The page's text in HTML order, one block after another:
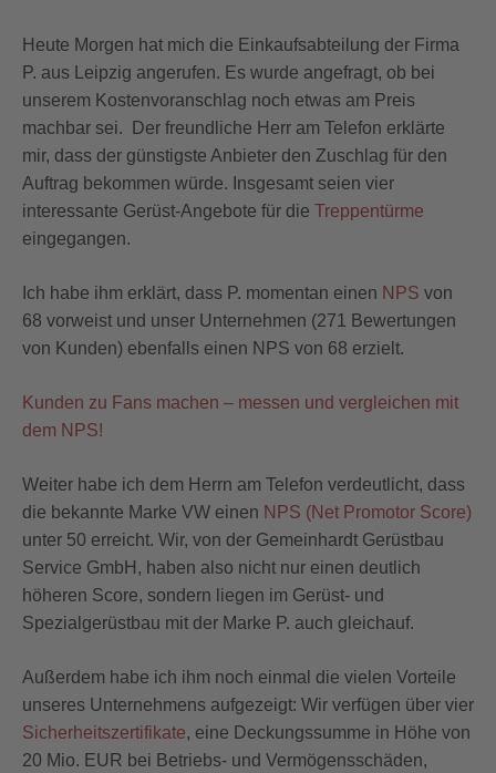
Heute Morgen hat mich die Einkaufsabteilung der Firma
P. aus Leipzig angerufen. Es wurde angefragt, ob bei
unserem Kostenvoranschlag noch etwas am Preis
machbar sei. Der freundliche Herr am Telefon erklärte
mir, dass der günstigste Anbieter den Zuschlag für den
Auftrag bekommen würde. Insgesamt seien vier
interessante Gerüst-Angebote für die Treppentürme
eingegangen.
Ich habe ihm erklärt, dass P. momentan einen NPS von
68 vorweist und unser Unternehmen (271 Bewertungen
von Kunden) ebenfalls einen NPS von 68 erzielt.
Kunden zu Fans machen – messen und vergleichen mit
dem NPS!
Weiter habe ich dem Herrn am Telefon verdeutlicht, dass
die bekannte Marke VW einen NPS (Net Promotor Score)
unter 50 erreicht. Wir, von der Gemeinhardt Gerüstbau
Service GmbH, haben also nicht nur einen deutlich
höheren Score, sondern liegen im Gerüst- und
Spezialgerüstbau mit der Marke P. auch gleichauf.
Außerdem habe ich ihm noch einmal die vielen Vorteile
unseres Unternehmens aufgezeigt: Wir verfügen über vier
Sicherheitszertifikate, eine Deckungssumme in Höhe von
20 Mio. EUR bei Betriebs- und Vermögensschäden,